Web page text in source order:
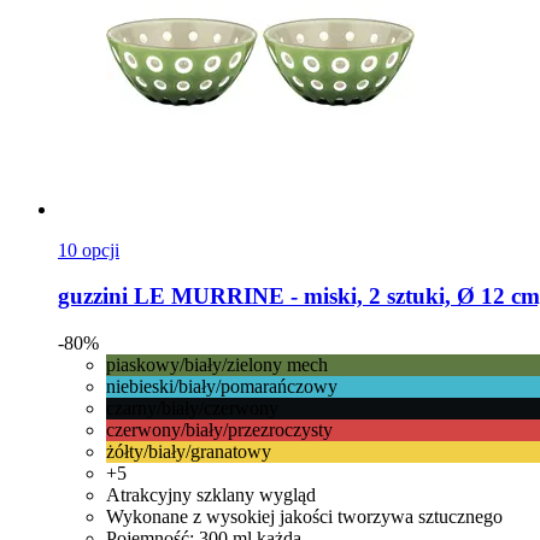
10 opcji
guzzini LE MURRINE -​ miski, 2 sztuki, Ø 12
-80%
piaskowy/biały/zielony mech
niebieski/biały/pomarańczowy
czerwony/biały/przezroczysty
żółty/biały/granatowy
+5
Atrakcyjny szklany wygląd
Wykonane z wysokiej jakości tworzywa sztucznego